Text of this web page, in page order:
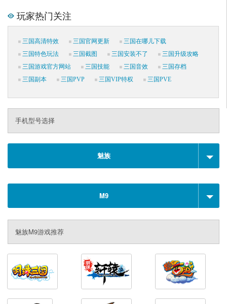
玩家热门关注
三国高清特效 三国官网更新
三国在哪儿下载
三国特色玩法
三国截图 三国安装不了
三国升级攻略
三国游戏官方网站
三国技能 三国音效
三国存档
三国副本
三国PVP 三国VIP特权 三国PVE
手机型号选择
魅族
M9
魅族M9游戏推荐